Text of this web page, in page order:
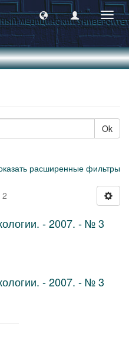
Ok
расширенные фильтры
- 2007. - № 3
- 2007. - № 3